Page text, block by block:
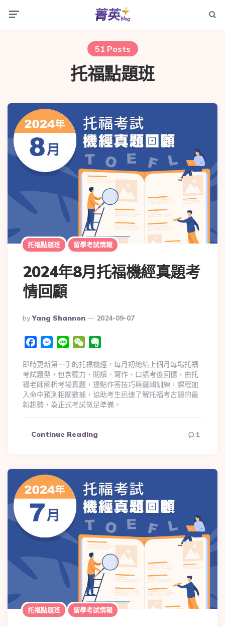
51 Posts
托福點題班
托福點題班 留學考試情報
2024年8月托福機經真題考
情回顧
By Yang Shannon 2024-09-07
FacebookMessenger
Line WeChat
即時更新第一手的托福機經，每月初總結上個月每場托福
考試題型，包含聽力、閱讀、寫作、口語考後回憶，由托
福老師解析考場真題，提點作答技巧與邏輯訓練，課程加
入命中預測相關數據，協助考生迅速了解托福考古題的最
新趨勢，為正式考試做足準備。
Continue Reading 1
托福點題班 留學考試情報